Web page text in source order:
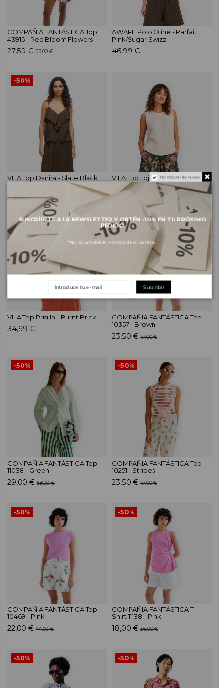
COMPAÑIA FANTÁSTICA Top
43916 - Red Bloom Flowers
27,50 € 55,00 €
AWARE Polo Oline - Parfait
Pink/Sugar Swizz
46,99 €
-50%
VILA Top Danira - Slate Black VILA Top Toja - Birch
39,99 €
VILA Top Prisilla - Burnt Brick
34,99 €
-50%
COMPAÑIA FANTÁSTICA Top
10357 - Brown
23,50 € 47,00 €
-50%
COMPAÑIA FANTÁSTICA Top
11038 - Green
29,00 € 58,00 €
-50%
COMPAÑIA FANTÁSTICA Top
10251 - Stripes
23,50 € 47,00 €
-50%
COMPAÑIA FANTÁSTICA Top
10469 - Pink
22,00 € 44,00 €
-50%
COMPAÑIA FANTÁSTICA T-
Shirt 11138 - Pink
18,00 € 36,00 €
-50% -50%
No mostrar de nuevo.
SUSCRÍBETE A LA NEWSLETTER Y OBTÉN -10% EN TU PRÓXIMO
PEDIDO
*No acumulable a otros descuentos.
Suscribir